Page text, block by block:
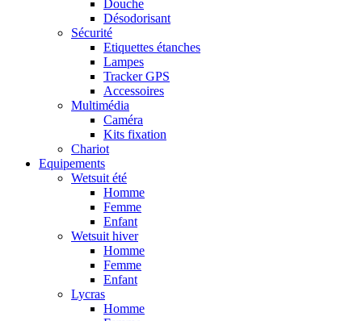
Douche
Désodorisant
Sécurité
Etiquettes étanches
Lampes
Tracker GPS
Accessoires
Multimédia
Caméra
Kits fixation
Chariot
Equipements
Wetsuit été
Homme
Femme
Enfant
Wetsuit hiver
Homme
Femme
Enfant
Lycras
Homme